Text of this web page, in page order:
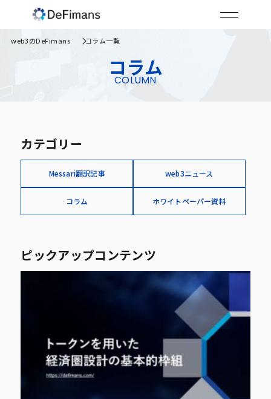
コラム
COLUMN
web3のDeFimans コラム一覧
カテゴリー
Messari翻訳記事 web3ニュース
コラム ホワイトペーパー資料
ピックアップコンテンツ